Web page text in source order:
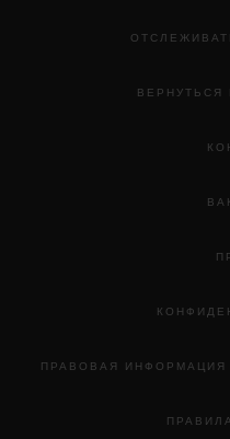
ВЕРНУТЬСЯ
ПРАВОВАЯ